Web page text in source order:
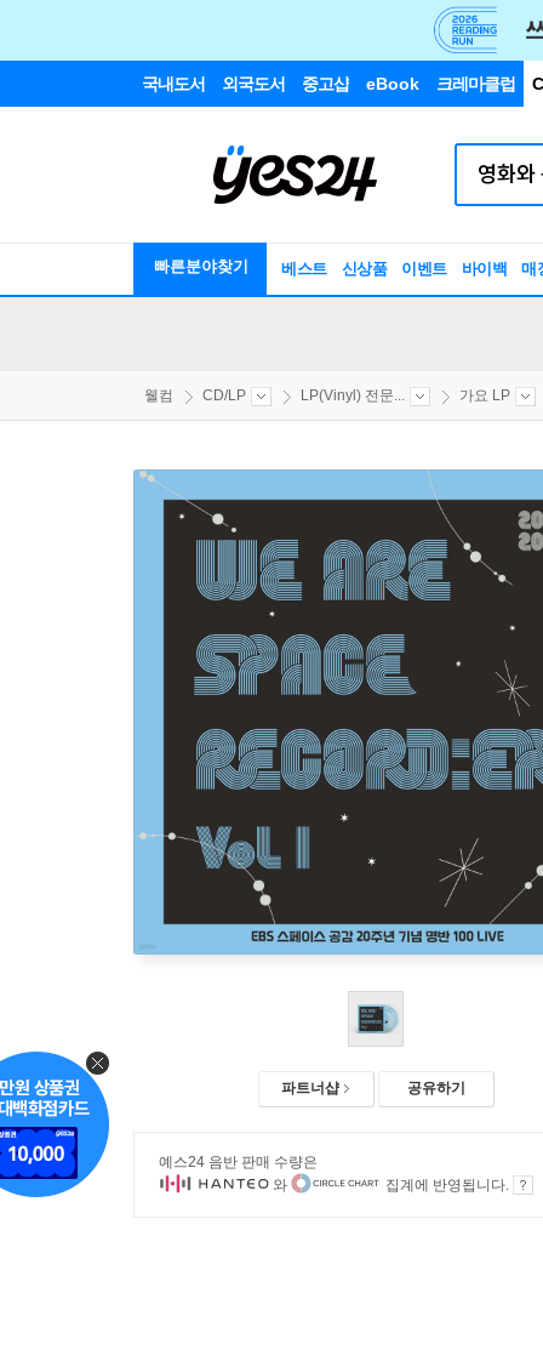
국내도서 외국도서 중고샵 eBook 크레마클럽
빠른분야찾기 베스트 신상품 이벤트 바이백 매
웰컴 CD/LP LP(Vinyl) 전문... 가요 LP
파트너샵 공유하기
예스24 음반 판매 수량은
와
집계에 반영됩니다.